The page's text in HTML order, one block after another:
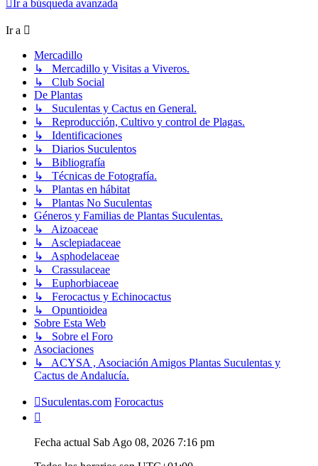
Ir a búsqueda avanzada
Ir a
Mercadillo
↳ Mercadillo y Visitas a Viveros.
↳ Club Social
De Plantas
↳ Suculentas y Cactus en General.
↳ Reproducción, Cultivo y control de Plagas.
↳ Identificaciones
↳ Diarios Suculentos
↳ Bibliografía
↳ Técnicas de Fotografía.
↳ Plantas en hábitat
↳ Plantas No Suculentas
Géneros y Familias de Plantas Suculentas.
↳ Aizoaceae
↳ Asclepiadaceae
↳ Asphodelaceae
↳ Crassulaceae
↳ Euphorbiaceae
↳ Ferocactus y Echinocactus
↳ Opuntioidea
Sobre Esta Web
↳ Sobre el Foro
Asociaciones
↳ ACYSA , Asociación Amigos Plantas Suculentas y
Cactus de Andalucía.
Suculentas.com Forocactus
Fecha actual Sab Ago 08, 2026 7:16 pm